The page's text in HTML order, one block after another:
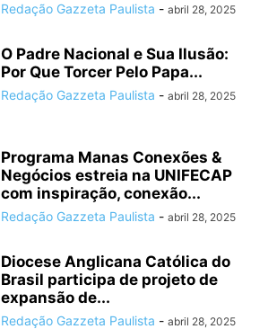
Redação Gazzeta Paulista - abril 28, 2025
O Padre Nacional e Sua Ilusão:
Por Que Torcer Pelo Papa...
Redação Gazzeta Paulista - abril 28, 2025
Programa Manas Conexões &
Negócios estreia na UNIFECAP
com inspiração, conexão...
Redação Gazzeta Paulista - abril 28, 2025
Diocese Anglicana Católica do
Brasil participa de projeto de
expansão de...
Redação Gazzeta Paulista - abril 28, 2025